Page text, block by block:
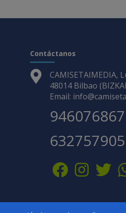
Contáctanos
CAMISETAIMEDIA,
48014 Bilbao
Email:
946076867
632757905